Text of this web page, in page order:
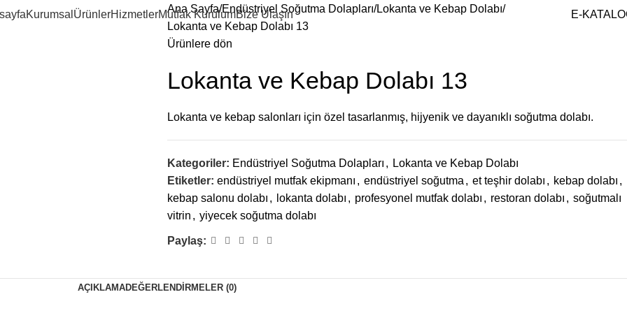
Kurumsal ÜrünlerHizmetlerMutfak KurulumBize Ulaşın E-
Ana Sayfa Endüstriyel Soğutma Dolapları Lokanta ve Kebap Dolabı
Lokanta ve Kebap Dolabı 13
Ürünlere dön
Lokanta ve Kebap Dolabı 13
Lokanta ve kebap salonları için özel tasarlanmış, hijyenik ve dayanıklı soğutma dolabı.
Kategoriler: Endüstriyel Soğutma Dolapları , Lokanta ve Kebap Dolabı
Etiketler: endüstriyel mutfak ekipmanı , endüstriyel soğutma , et teşhir dolabı , kebap dolabı ,
kebap salonu dolabı , lokanta dolabı , profesyonel mutfak dolabı , restoran dolabı , soğutmalı
vitrin , yiyecek soğutma dolabı
Paylaş:
AÇIKLAMADEĞERLENDIRMELER (0)